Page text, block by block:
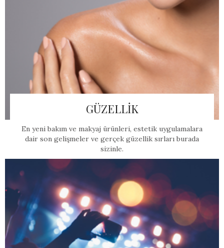
GÜZELLİK
En yeni bakım ve makyaj ürünleri, estetik uygulamalara
dair son gelişmeler ve gerçek güzellik sırları burada
sizinle.